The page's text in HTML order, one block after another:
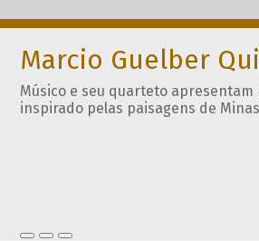
Marcio Guelber
Músico e seu quarteto
inspirado pelas paisagens de